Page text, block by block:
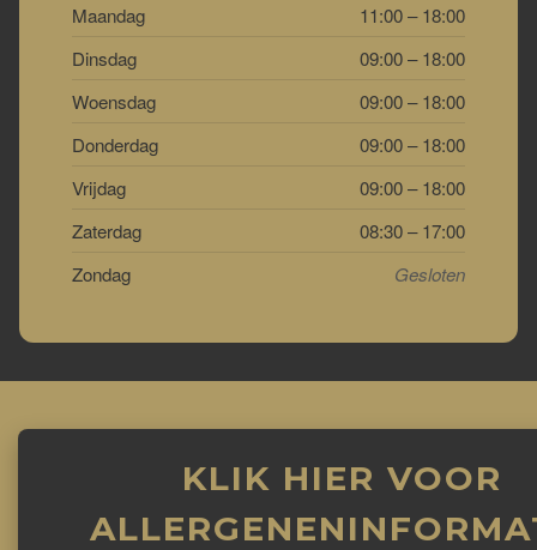
Maandag
11:00 – 18:00
Dinsdag
09:00 – 18:00
Woensdag
09:00 – 18:00
Donderdag
09:00 – 18:00
Vrijdag
09:00 – 18:00
Zaterdag
08:30 – 17:00
Zondag
Gesloten
KLIK HIER VOOR